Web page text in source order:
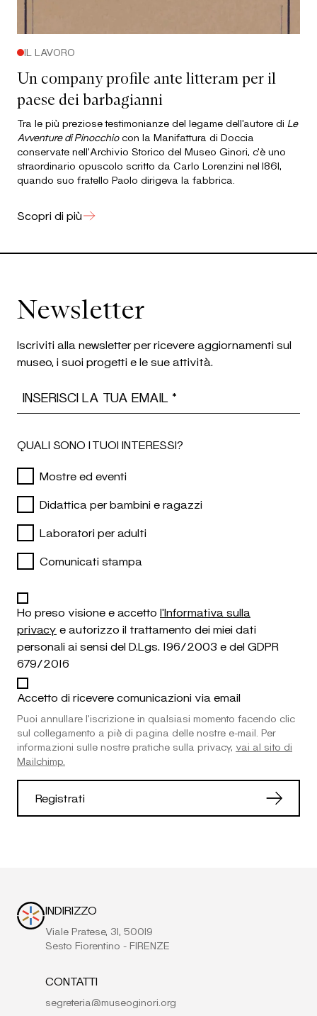
IL LAVORO
Un company profile ante litteram per il
paese dei barbagianni
Tra le più preziose testimonianze del legame dell’autore di Le
Avventure di Pinocchiocon la Manifattura di Doccia
conservate nell'Archivio Storico del Museo Ginori, c'è uno
straordinario opuscolo scritto da Carlo Lorenzini nel 1861,
quando suo fratello Paolo dirigeva la fabbrica.
Scopri di più
Newsletter
Iscriviti alla newsletter per ricevere aggiornamenti sul
museo, i suoi progetti e le sue attività.
QUALI SONO I TUOI INTERESSI?
Mostre ed eventi
Didattica per bambini e ragazzi
Laboratori per adulti
Comunicati stampa
Ho preso visione e accetto l'Informativa sulla
privacy e autorizzo il trattamento dei miei dati
personali ai sensi del D.Lgs. 196/2003 e del GDPR
679/2016
Accetto di ricevere comunicazioni via email
Puoi annullare l'iscrizione in qualsiasi momento facendo clic
sul collegamento a piè di pagina delle nostre e-mail. Per
informazioni sulle nostre pratiche sulla privacy, vai al sito di
Mailchimp.
INDIRIZZO
Viale Pratese, 31, 50019
Sesto Fiorentino - FIRENZE
CONTATTI
segreteria@museoginori.org